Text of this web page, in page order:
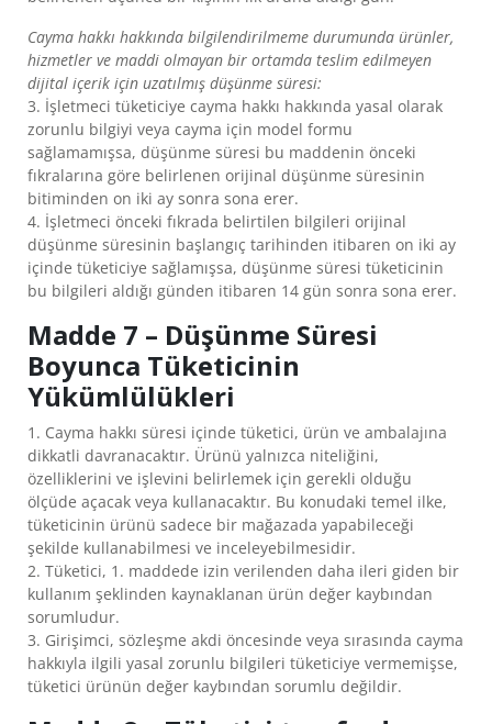
Cayma hakkı hakkında bilgilendirilmeme durumunda ürünler,
hizmetler ve maddi olmayan bir ortamda teslim edilmeyen
dijital içerik için uzatılmış düşünme süresi:
3. İşletmeci tüketiciye cayma hakkı hakkında yasal olarak
zorunlu bilgiyi veya cayma için model formu
sağlamamışsa, düşünme süresi bu maddenin önceki
fıkralarına göre belirlenen orijinal düşünme süresinin
bitiminden on iki ay sonra sona erer.
4. İşletmeci önceki fıkrada belirtilen bilgileri orijinal
düşünme süresinin başlangıç tarihinden itibaren on iki ay
içinde tüketiciye sağlamışsa, düşünme süresi tüketicinin
bu bilgileri aldığı günden itibaren 14 gün sonra sona erer.
Madde 7 – Düşünme Süresi
Boyunca Tüketicinin
Yükümlülükleri
1. Cayma hakkı süresi içinde tüketici, ürün ve ambalajına
dikkatli davranacaktır. Ürünü yalnızca niteliğini,
özelliklerini ve işlevini belirlemek için gerekli olduğu
ölçüde açacak veya kullanacaktır. Bu konudaki temel ilke,
tüketicinin ürünü sadece bir mağazada yapabileceği
şekilde kullanabilmesi ve inceleyebilmesidir.
2. Tüketici, 1. maddede izin verilenden daha ileri giden bir
kullanım şeklinden kaynaklanan ürün değer kaybından
sorumludur.
3. Girişimci, sözleşme akdi öncesinde veya sırasında cayma
hakkıyla ilgili yasal zorunlu bilgileri tüketiciye vermemişse,
tüketici ürünün değer kaybından sorumlu değildir.